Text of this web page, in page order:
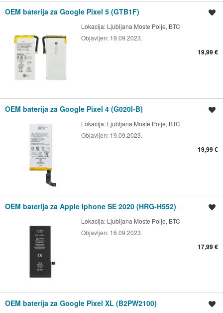
OEM baterija za Google Pixel 5 (GTB1F)
Lokacija: Ljubljana Moste Polje, BTC
Objavljen: 19.09.2023.
19,99 €
OEM baterija za Google Pixel 4 (G020I-B)
Lokacija: Ljubljana Moste Polje, BTC
Objavljen: 19.09.2023.
19,99 €
OEM baterija za Apple Iphone SE 2020 (HRG-H552)
Lokacija: Ljubljana Moste Polje, BTC
Objavljen: 16.09.2023.
17,99 €
OEM baterija za Google Pixel XL (B2PW2100)